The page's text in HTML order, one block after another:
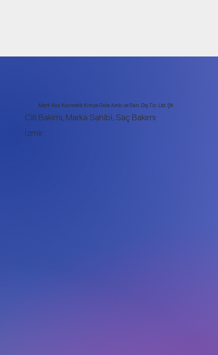
Mert-Koz Kozmetik Kimya Gıda Amb. ve San. Dış Tic. Ltd. Şti.
Cilt Bakımı, Marka Sahibi, Saç Bakımı
İzmir